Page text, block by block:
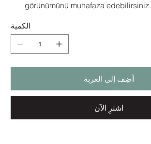
görünümünü muhafaza edebilirsiniz.
الكمية
أضِف إلى العربة
اشترِ الآن